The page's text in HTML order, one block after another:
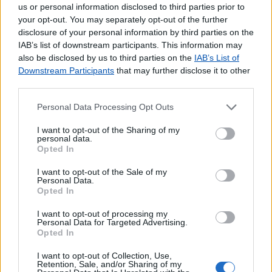
us or personal information disclosed to third parties prior to
your opt-out. You may separately opt-out of the further
disclosure of your personal information by third parties on the
IAB’s list of downstream participants. This information may
also be disclosed by us to third parties on the IAB’s List of
Downstream Participants that may further disclose it to other
Personal Data Processing Opt Outs
I want to opt-out of the Sharing of my
personal data.
Opted In
I want to opt-out of the Sale of my
Personal Data.
Opted In
I want to opt-out of processing my
Personal Data for Targeted Advertising.
Opted In
I want to opt-out of Collection, Use,
Retention, Sale, and/or Sharing of my
Carregamento de Telemóveis